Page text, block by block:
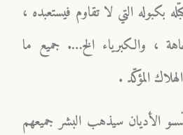
بكبوله التي لا تقاوم فيستعبده ،
، والكبرياء الخ…. جميع ما
المؤكّد .
الأديان سيذهب البشر جميعهم